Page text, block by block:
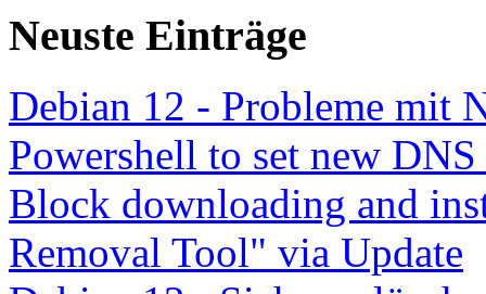
Neuste Einträge
Debian 12 - Probleme mit
Powershell to set new
Block downloading and
Removal Tool" via Update